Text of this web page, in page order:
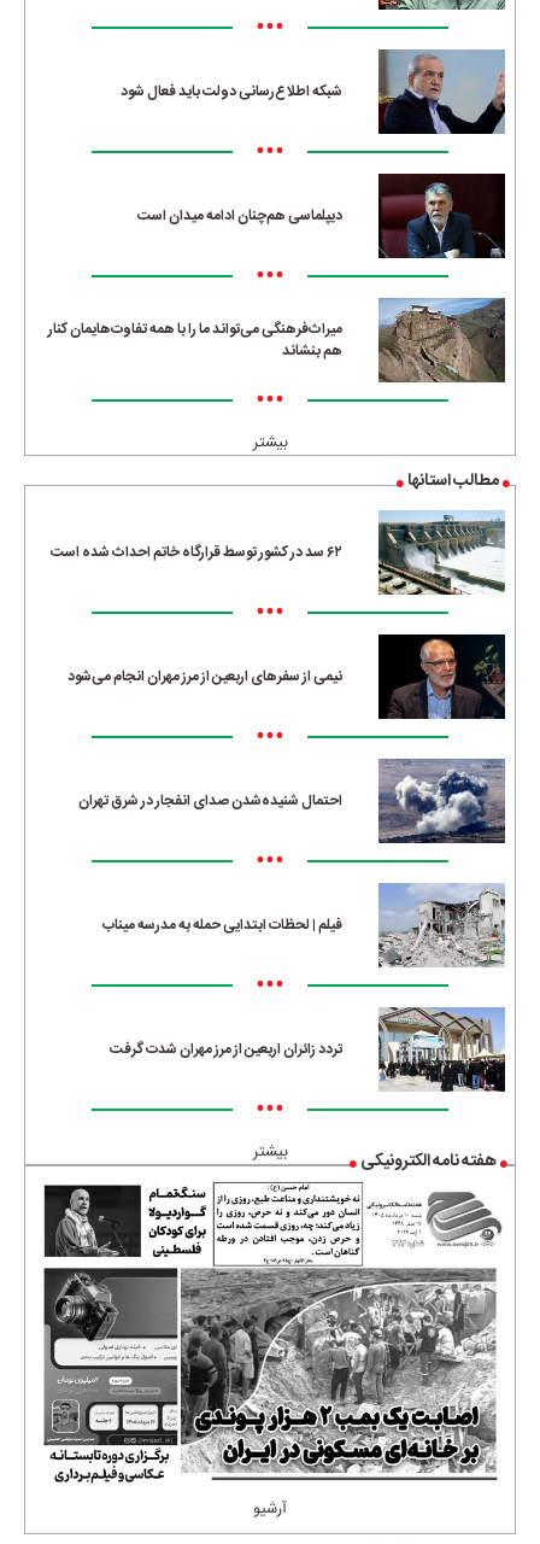
•••
شبکه اطلاع‌رسانی دولت باید فعال شود
•••
دیپلماسی هم‌چنان ادامه میدان است
•••
میراث‌فرهنگی می‌تواند ما را با همه تفاوت‌هایمان کنار
هم بنشاند
•••
بیشتر
مطالب استانها
۶۲ سد در کشور توسط قرارگاه خاتم احداث شده است
•••
نیمی از سفرهای اربعین از مرز مهران انجام می‌شود
•••
احتمال شنیده‌شدن صدای انفجار در شرق تهران
•••
فیلم | لحظات ابتدایی حمله به مدرسه میناب
•••
تردد زائران اربعین از مرز مهران شدت گرفت
•••
بیشتر هفته نامه الکترونیکی
آرشیو